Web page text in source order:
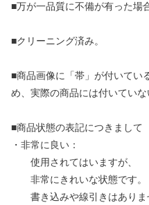
■万が一品質に不備が有った場
■クリーニング済み。
■商品画像に「帯」が付いてい
め、実際の商品には付いていな
■商品状態の表記につきまして
・非常に良い：
使用されてはいますが、
非常にきれいな状態です。
書き込みや線引きはありま